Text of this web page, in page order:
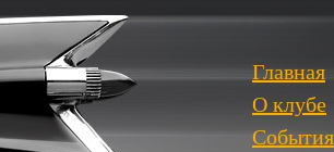
Главная
О клубе
События